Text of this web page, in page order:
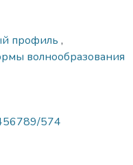
профиль ,
волнообразования
574